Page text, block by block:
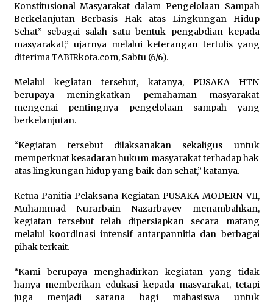
Konstitusional Masyarakat dalam Pengelolaan Sampah
Berkelanjutan Berbasis Hak atas Lingkungan Hidup
Sehat” sebagai salah satu bentuk pengabdian kepada
masyarakat,” ujarnya melalui keterangan tertulis yang
diterima TABIRkota.com, Sabtu (6/6).
Melalui kegiatan tersebut, katanya, PUSAKA HTN
berupaya meningkatkan pemahaman masyarakat
mengenai pentingnya pengelolaan sampah yang
berkelanjutan.
“Kegiatan tersebut dilaksanakan sekaligus untuk
memperkuat kesadaran hukum masyarakat terhadap hak
atas lingkungan hidup yang baik dan sehat,” katanya.
Ketua Panitia Pelaksana Kegiatan PUSAKA MODERN VII,
Muhammad Nurarbain Nazarbayev menambahkan,
kegiatan tersebut telah dipersiapkan secara matang
melalui koordinasi intensif antarpannitia dan berbagai
pihak terkait.
“Kami berupaya menghadirkan kegiatan yang tidak
hanya memberikan edukasi kepada masyarakat, tetapi
juga menjadi sarana bagi mahasiswa untuk